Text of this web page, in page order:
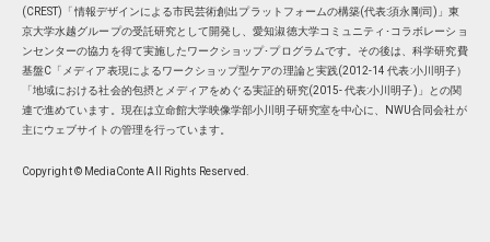
(CREST)「情報デザインによる市民芸術創出プラットフォームの構築(代表:須永剛司)」東
京大学水越グループの受託研究として開発し、愛知淑徳大学コミュニティ･コラボレーショ
ンセンターの協力を得て実施したワークショップ･プログラムです。その後は、科学研究費
基盤C「メディア表現によるワークショップ型ケアの理論と実践(2012-14 代表:小川明子）
「地域における社会的包摂とメディアをめぐる実証的研究(2015- 代表:小川明子)」との関
連で進めています。現在は立命館大学映像学部小川明子研究室を中心に、 NWU合同会社が
主にウェブサイトの管理を行っています。
Copyright © MediaConte All Rights Reserved.